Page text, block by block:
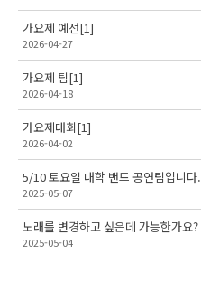
가요제 예선[1]
2026-04-27
가요제 팀[1]
2026-04-18
가요제대회[1]
2026-04-02
5/10 토요일 대학 밴드 공연팀입니다.
2025-05-07
노래를 변경하고 싶은데 가능한가요?
2025-05-04